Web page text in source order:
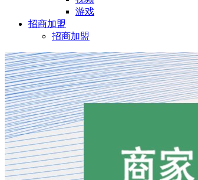
游戏
招商加盟
招商加盟